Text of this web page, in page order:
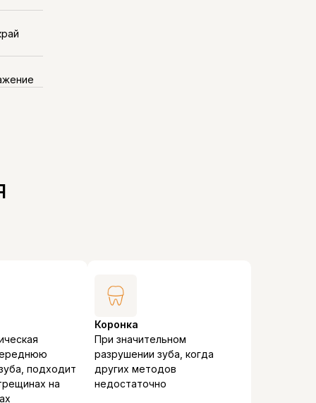
подходит
на
Коронка
При значительном
разрушении зуба, когда
других методов
недостаточно